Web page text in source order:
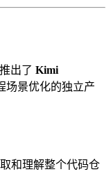
出了 Kimi
场景优化的独立产
和理解整个代码仓